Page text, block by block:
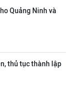
Quảng Ninh và
thủ tục thành lập